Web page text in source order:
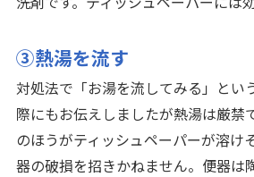
③熱湯を流す
対処法で「お湯を流してみる」とい
際にもお伝えしましたが熱湯は厳禁
のほうがティッシュペーパーが溶け
器の破損を招きかねません。便器は